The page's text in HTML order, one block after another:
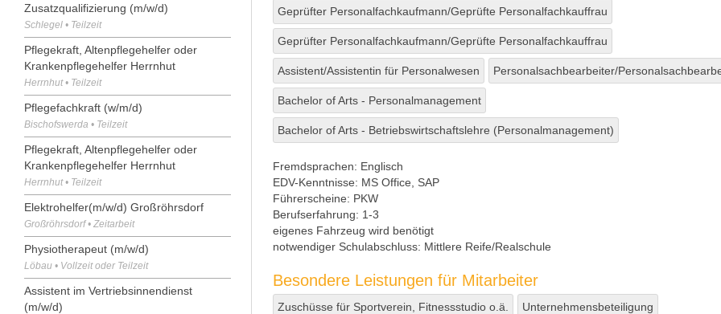
Zusatzqualifizierung (m/w/d)
Schlegel • Teilzeit
Pflegekraft, Altenpflegehelfer oder
Krankenpflegehelfer Herrnhut
Herrnhut • Teilzeit
Pflegefachkraft (w/m/d)
Bischofswerda • Teilzeit
Pflegekraft, Altenpflegehelfer oder
Krankenpflegehelfer Herrnhut
Herrnhut • Teilzeit
Elektrohelfer(m/w/d) Großröhrsdorf
Großröhrsdorf • Zeitarbeit
Physiotherapeut (m/w/d)
Löbau • Vollzeit oder Teilzeit
Assistent im Vertriebsinnendienst
(m/w/d)
Geprüfter Personalfachkaufmann/Geprüfte Personalfachkauffrau
Geprüfter Personalfachkaufmann/Geprüfte Personalfachkauffrau
Assistent/Assistentin für Personalwesen Personalsachbearbeiter/
Bachelor of Arts - Personalmanagement
Bachelor of Arts - Betriebswirtschaftslehre (Personalmanagement)
Fremdsprachen: Englisch
EDV-Kenntnisse: MS Office, SAP
Führerscheine: PKW
Berufserfahrung: 1-3
eigenes Fahrzeug wird benötigt
notwendiger Schulabschluss: Mittlere Reife/Realschule
Besondere Leistungen für Mitarbeiter
Zuschüsse für Sportverein, Fitnessstudio o.ä. Unternehmensbeteiligung